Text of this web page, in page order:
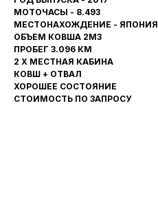
МОТОЧАСЫ - 8.493
МЕСТОНАХОЖДЕНИЕ - ЯПОНИЯ
ОБЪЕМ КОВША 2М3
ПРОБЕГ 3.096 КМ
2 Х МЕСТНАЯ КАБИНА
КОВШ + ОТВАЛ
ХОРОШЕЕ СОСТОЯНИЕ
СТОИМОСТЬ ПО ЗАПРОСУ